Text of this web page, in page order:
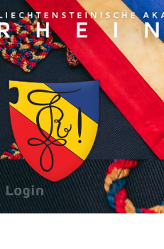
Inhalt
springen